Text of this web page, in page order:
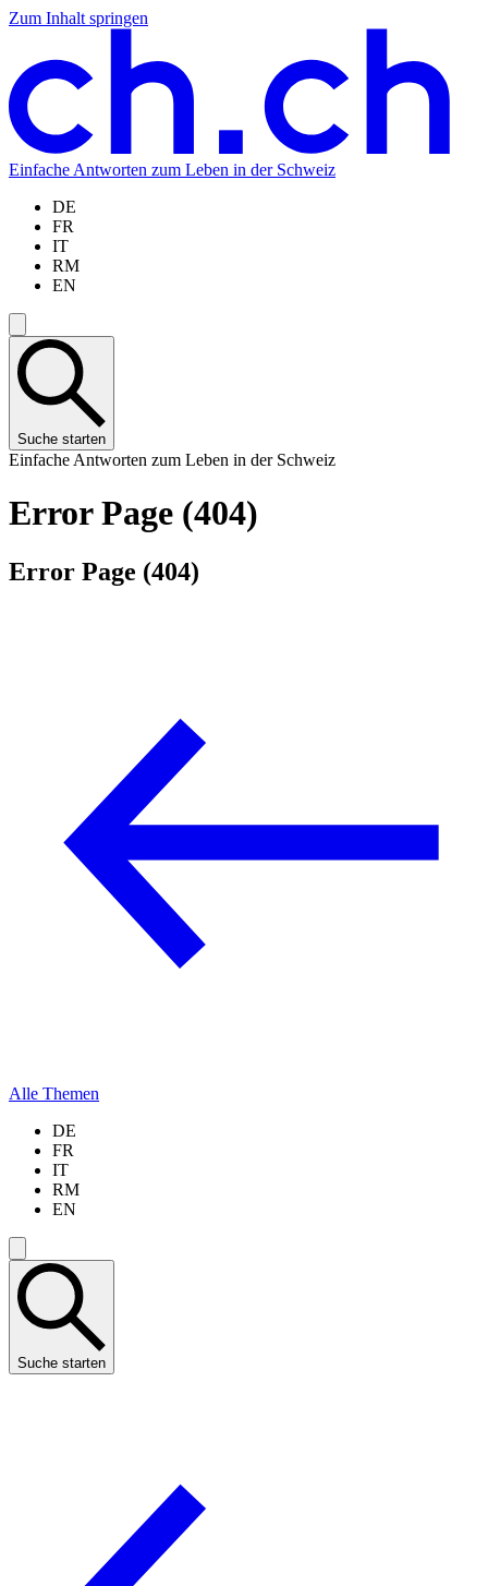
Zum Inhalt springen
Zum
springen
Zur
springen
Zur
springen
Zur
springen
Einfache Antworten zum Leben in der Schweiz
DE
FR
IT
RM
EN
Suche starten
Einfache Antworten zum Leben in der Schweiz
Error Page (404)
Error Page (404)
Alle Themen
DE
FR
IT
RM
EN
Suche starten